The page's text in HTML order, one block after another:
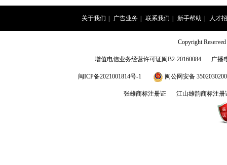
关于我们 广告业务 联系我们 新手帮助 人才
Copyright
增值电信业务经营许可证闽B2-20160084 广播
闽ICP备2021001814号-1 闽公网安备
张雄商标注册证 江山雄韵商标注册